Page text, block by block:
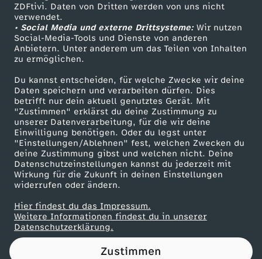
ZDFtivi. Daten von Dritten werden von uns nicht
verwendet.
• Social Media und externe Drittsysteme:Wir nutzen
Social-Media-Tools und Dienste von anderen
Anbietern. Unter anderem um das Teilen von Inhalten
zu ermöglichen.
Du kannst entscheiden, für welche Zwecke wir deine
Daten speichern und verarbeiten dürfen. Dies
betrifft nur dein aktuell genutztes Gerät. Mit
"Zustimmen" erklärst du deine Zustimmung zu
unserer Datenverarbeitung, für die wir deine
Einwilligung benötigen. Oder du legst unter
"Einstellungen/Ablehnen" fest, welchen Zwecken du
deine Zustimmung gibst und welchen nicht. Deine
Datenschutzeinstellungen kannst du jederzeit mit
Wirkung für die Zukunft in deinen Einstellungen
widerrufen oder ändern.
Hier findest du das Impressum.
Weitere Informationen findest du in unserer
Datenschutzerklärung.
Zustimmen
t
r
i
c
k
s
ZDF Unternehmen
Karriere
ZDF goes Schule
Werbefernsehen
Mainzelmännchen
Partner